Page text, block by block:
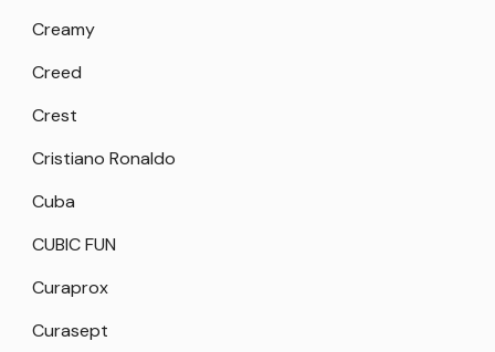
Creamy
Creed
Crest
Cristiano Ronaldo
Cuba
CUBIC FUN
Curaprox
Curasept